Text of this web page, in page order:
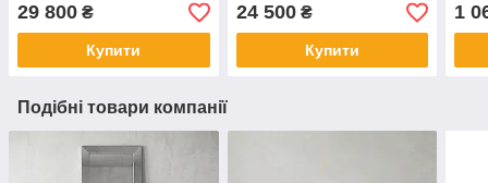
29 800 ₴
Купити
24 500₴
Купити
1
Подібні товари компанії